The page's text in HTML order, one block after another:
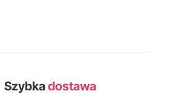
Szybkadostawa